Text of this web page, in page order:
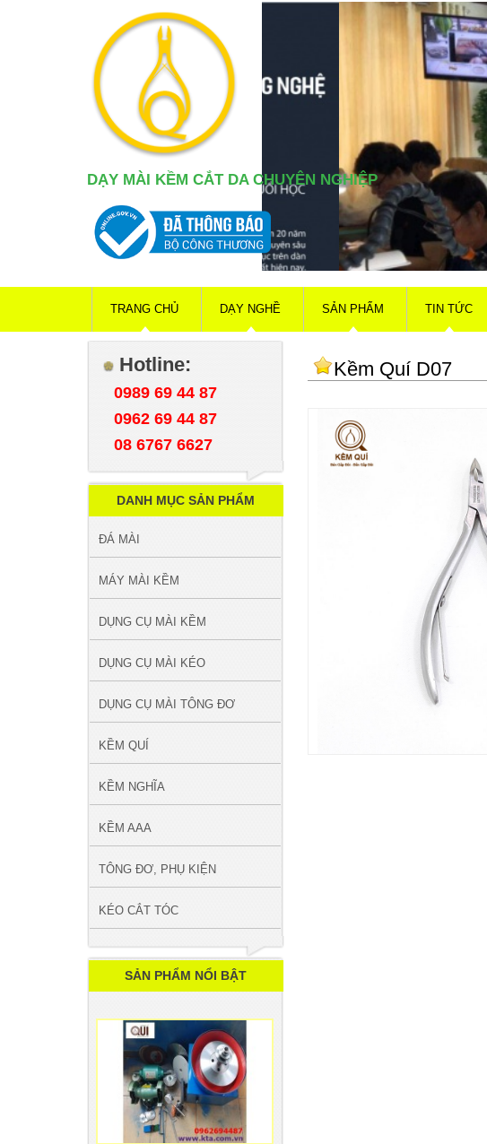
DẠY MÀI KỀM CẮT DA CHUYÊN NGHIỆP
TRANG CHỦ DẠY NGHỀ SẢN PHẨM TIN TỨC
Hotline:
0989 69 44 87
0962 69 44 87
08 6767 6627
DANH MỤC SẢN PHẨM
ĐÁ MÀI
MÁY MÀI KỀM
DỤNG CỤ MÀI KỀM
DỤNG CỤ MÀI KÉO
DỤNG CỤ MÀI TÔNG ĐƠ
KỀM QUÍ
KỀM NGHĨA
KỀM AAA
TÔNG ĐƠ, PHỤ KIỆN
KÉO CẮT TÓC
SẢN PHẨM NỔI BẬT
Kềm Quí D07